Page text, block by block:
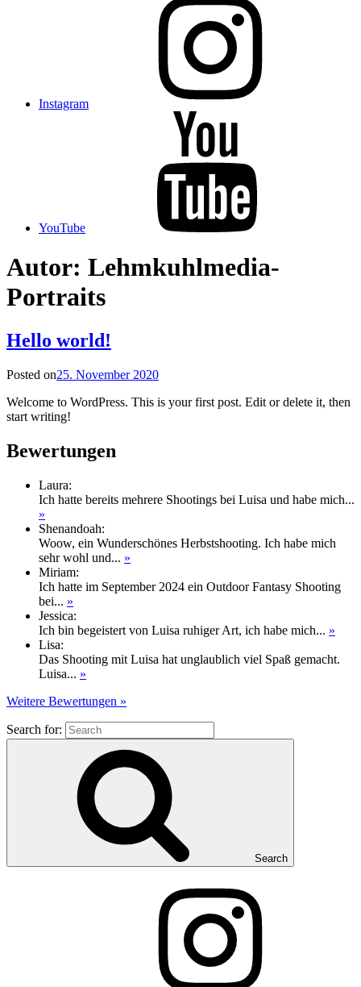
Instagram
YouTube
Autor: Lehmkuhlmedia-
Portraits
Hello world!
Posted on25. November 2020
Welcome to WordPress. This is your first post. Edit or delete it, then
start writing!
Bewertungen
Laura:
Ich hatte bereits mehrere Shootings bei Luisa und habe mich...
»
Shenandoah:
Woow, ein Wunderschönes Herbstshooting. Ich habe mich
sehr wohl und... »
Miriam:
Ich hatte im September 2024 ein Outdoor Fantasy Shooting
bei... »
Jessica:
Ich bin begeistert von Luisa ruhiger Art, ich habe mich... »
Lisa:
Das Shooting mit Luisa hat unglaublich viel Spaß gemacht.
Luisa... »
Weitere Bewertungen »
Search for:
Search